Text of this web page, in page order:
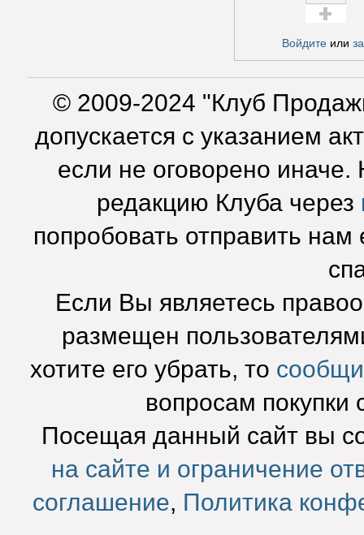
Войдитеили
© 2009-2024 "Клуб
допускается с указанием
если не оговорено
редакцию Клуба через
попробовать отправить нам
Если Вы являетесь
размещен
хотите его убрать, то
вопросам покупки
Посещая данный сайт вы
на сайте и ограничение
соглашение, Политика